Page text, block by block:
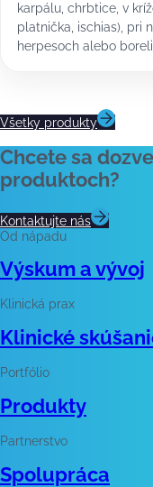
karpálu, chrbtice, v
platnička, ischias), pri
herpesoch alebo
Všetky produkty
Chcete sa
produktoch?
Kontaktujte nás
Od nápadu
Výskum a vývoj
Klinická prax
Klinické
Portfólio
Produkty
Partnerstvo
Spolupráca